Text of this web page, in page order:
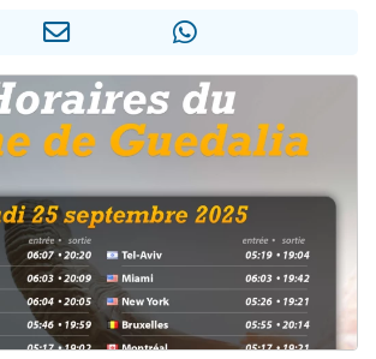
Il reste 49 places pour étudier en groupe sur Zoom
3 personnes viennent de faire un don pour Diane, 80 ans, dans un appartement insalubre